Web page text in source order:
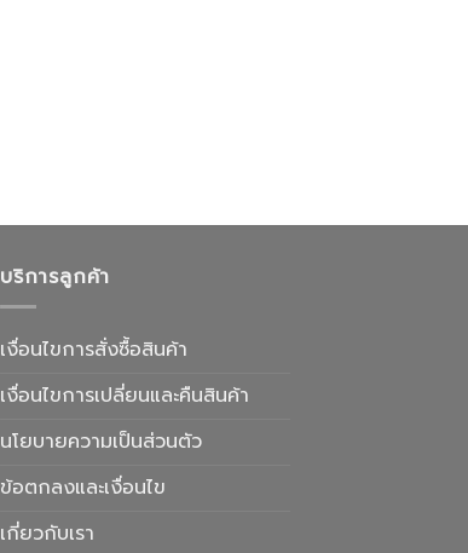
บริการลูกค้า
เงื่อนไขการสั่งซื้อสินค้า
เงื่อนไขการเปลี่ยนและคืนสินค้า
นโยบายความเป็นส่วนตัว
ข้อตกลงและเงื่อนไข
เกี่ยวกับเรา